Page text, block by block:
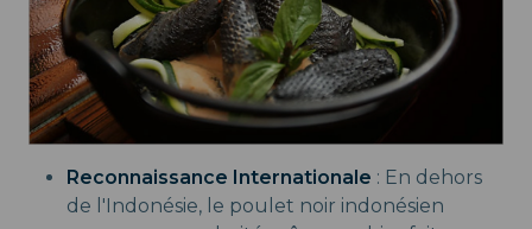
Reconnaissance Internationale : En dehors
de l'Indonésie, le poulet noir indonésien